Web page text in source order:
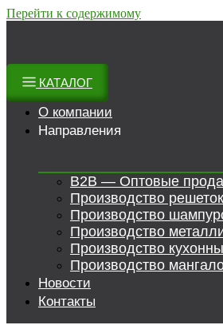
Перейти к содержимому
КАТАЛОГ
О компании
Направления
B2B — Оптовые
Производство
Производство
Производство
Производство
Производство
Новости
Контакты